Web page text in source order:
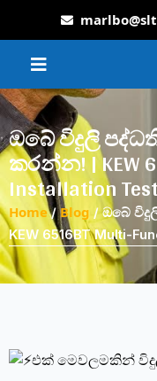
ඔබේ විදුලි
කරන්න! | KEW
Installation
Home/Blog / ඔබේ
KEW 6516BT Multi-
එක් මෙවලමකින්